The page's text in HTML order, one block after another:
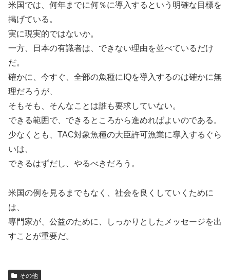
米国では、何年までに何％に導入するという明確な目標を
掲げている。
実に現実的ではないか。
一方、日本の有識者は、できない理由を並べているだけ
だ。
確かに、今すぐ、全部の魚種にIQを導入するのは確かに無
理だろうが、
そもそも、そんなことは誰も要求していない。
できる範囲で、できるところから進めればよいのである。
少なくとも、TAC対象魚種の大臣許可漁業に導入するぐら
いは、
できるはずだし、やるべきだろう。
米国の例を見るまでもなく、社会を良くしていくために
は、
専門家が、公益のために、しっかりとしたメッセージを出
すことが重要だ。
その他